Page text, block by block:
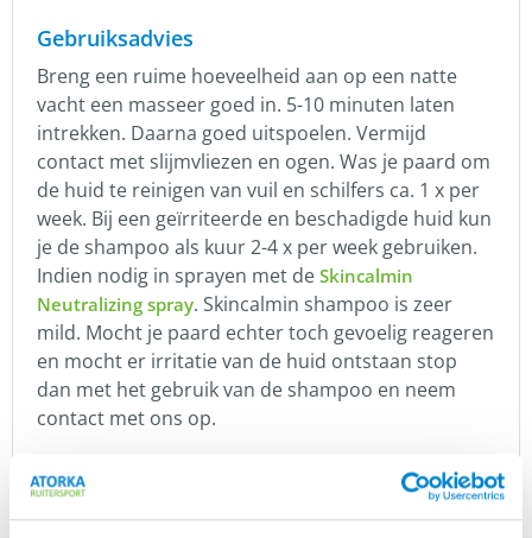
Gebruiksadvies
Breng een ruime hoeveelheid aan op een natte
vacht een masseer goed in. 5-10 minuten laten
intrekken. Daarna goed uitspoelen. Vermijd
contact met slijmvliezen en ogen. Was je paard om
de huid te reinigen van vuil en schilfers ca. 1 x per
week. Bij een geïrriteerde en beschadigde huid kun
je de shampoo als kuur 2-4 x per week gebruiken.
Indien nodig in sprayen met de Skincalmin
Neutralizing spray. Skincalmin shampoo is zeer
mild. Mocht je paard echter toch gevoelig reageren
en mocht er irritatie van de huid ontstaan stop
dan met het gebruik van de shampoo en neem
contact met ons op.
bekend staan om hun ontstekingsremmende
werking. De shampoo kan preventief gebruikt